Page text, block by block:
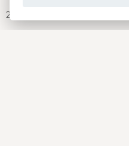
28.02.2020